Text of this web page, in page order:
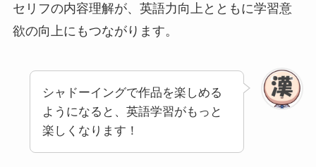
セリフの内容理解が、英語力向上とともに学習意
欲の向上にもつながります。
シャドーイングで作品を楽しめる
ようになると、英語学習がもっと
楽しくなります！